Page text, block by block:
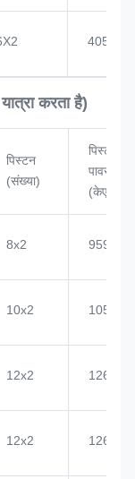
405
करता है)
पिस्टन
(संख्या)
पिस्टन
पावर
(केएन)
8x2 959
10x2 1057
12x2 1268
12x2 1268